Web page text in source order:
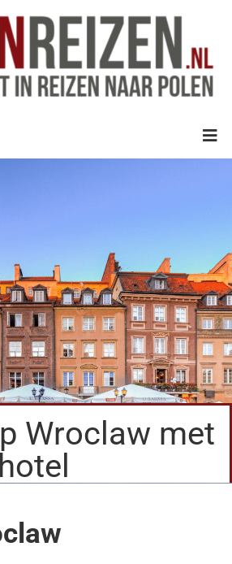
Wroclaw met